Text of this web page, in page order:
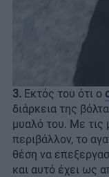
3. Εκτός του ότι ο
διάρκεια της
μυαλό του. Με τις
περιβάλλον, το
θέση να
και αυτό έχει ως